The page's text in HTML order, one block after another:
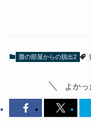
畳の部屋からの脱出2
よかっ